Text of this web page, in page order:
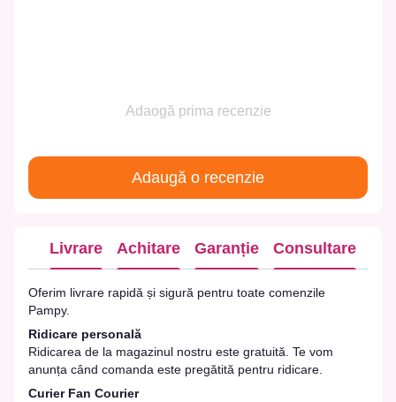
Adaogă prima recenzie
Adaugă o recenzie
Livrare Achitare Garanție Consultare
Oferim livrare rapidă și sigură pentru toate comenzile
Pampy.
Ridicare personală
Ridicarea de la magazinul nostru este gratuită. Te vom
anunța când comanda este pregătită pentru ridicare.
Curier Fan Courier